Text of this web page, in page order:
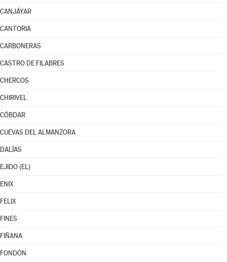
CANJÁYAR
CANTORIA
CARBONERAS
CASTRO DE FILABRES
CHERCOS
CHIRIVEL
CÓBDAR
CUEVAS DEL ALMANZORA
DALÍAS
EJIDO (EL)
ENIX
FELIX
FINES
FIÑANA
FONDÓN